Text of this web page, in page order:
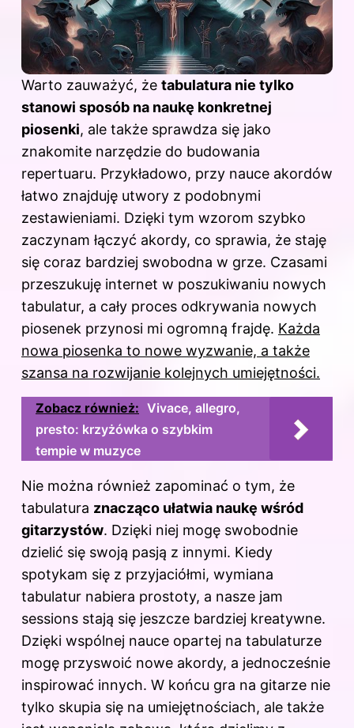
Warto zauważyć, że tabulatura nie tylko
stanowi sposób na naukę konkretnej
piosenki, ale także sprawdza się jako
znakomite narzędzie do budowania
repertuaru. Przykładowo, przy nauce akordów
łatwo znajduję utwory z podobnymi
zestawieniami. Dzięki tym wzorom szybko
zaczynam łączyć akordy, co sprawia, że staję
się coraz bardziej swobodna w grze. Czasami
przeszukuję internet w poszukiwaniu nowych
tabulatur, a cały proces odkrywania nowych
piosenek przynosi mi ogromną frajdę. Każda
nowa piosenka to nowe wyzwanie, a także
szansa na rozwijanie kolejnych umiejętności.
Zobacz również: Vivace, allegro,
presto: krzyżówka o szybkim
tempie w muzyce
Nie można również zapominać o tym, że
tabulatura znacząco ułatwia naukę wśród
gitarzystów. Dzięki niej mogę swobodnie
dzielić się swoją pasją z innymi. Kiedy
spotykam się z przyjaciółmi, wymiana
tabulatur nabiera prostoty, a nasze jam
sessions stają się jeszcze bardziej kreatywne.
Dzięki wspólnej nauce opartej na tabulaturze
mogę przyswoić nowe akordy, a jednocześnie
inspirować innych. W końcu gra na gitarze nie
tylko skupia się na umiejętnościach, ale także